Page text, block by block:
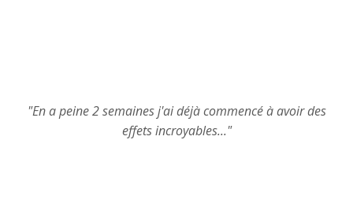
"En a peine 2 semaines j'ai déjà commencé à avoir des
effets incroyables..."